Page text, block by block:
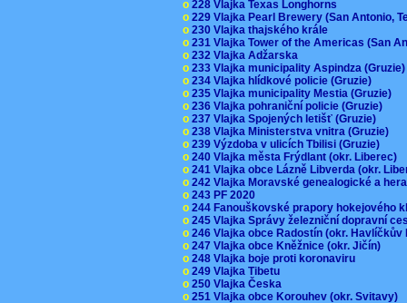
o 228 Vlajka Texas Longhorns
o 229 Vlajka Pearl Brewery (San Antonio,
o 230 Vlajka thajského krále
o 231 Vlajka Tower of the Americas (San
o 232 Vlajka Adžarska
o 233 Vlajka municipality Aspindza
o 234 Vlajka hlídkové policie (Gruzie)
o 235 Vlajka municipality Mestia (Gruzie)
o 236 Vlajka pohraniční policie (Gruzie)
o 237 Vlajka Spojených letišť (Gruzie)
o 238 Vlajka Ministerstva vnitra (Gruzie)
o 239 Výzdoba v ulicích Tbilisi (Gruzie)
o 240 Vlajka města Frýdlant (okr. Liberec)
o 241 Vlajka obce Lázně Libverda (okr.
o 242 Vlajka Moravské genealogické a
o 243 PF 2020
o 244 Fanouškovské prapory hokejového
o 245 Vlajka Správy železniční dopravní
o 246 Vlajka obce Radostín (okr.
o 247 Vlajka obce Kněžnice (okr. Jičín)
o 248 Vlajka boje proti koronaviru
o 249 Vlajka Tibetu
o 250 Vlajka Česka
o 251 Vlajka obce Korouhev (okr. Svitavy)